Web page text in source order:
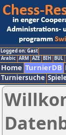
Logged on: Gast
Arabic ARM AZE BIH BUL
Home TurnierDB
Turniersuche